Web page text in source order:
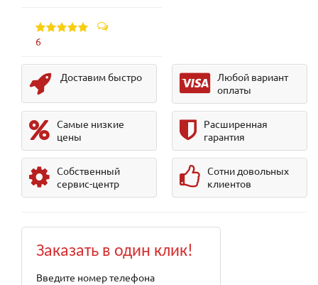
6
Доставим быстро
Любой вариант
оплаты
Самые низкие
цены
Расширенная
гарантия
Собственный
сервис-центр
Сотни довольных
клиентов
Заказать в один клик!
Введите номер телефона